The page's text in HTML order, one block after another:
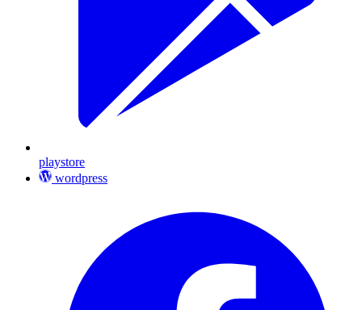
playstore
wordpress